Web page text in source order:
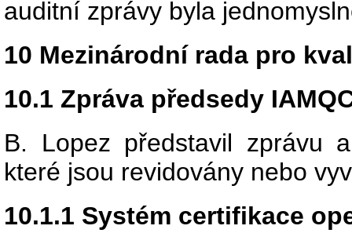
auditní zprávy byla
10 Mezinárodní rada pro
10.1 Zpráva předsedy
B. Lopez představil zprávu
které jsou revidovány nebo
10.1.1 Systém certifikace